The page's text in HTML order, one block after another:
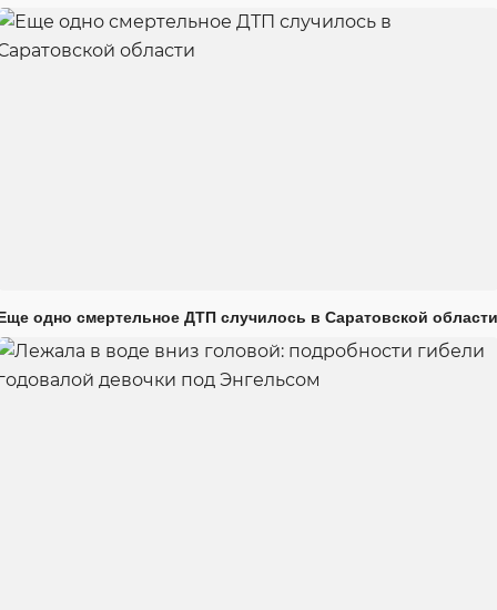
одно смертельное ДТП случилось в Саратовской области